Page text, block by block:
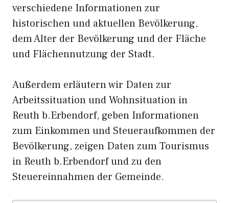
verschiedene Informationen zur
historischen und aktuellen Bevölkerung,
dem Alter der Bevölkerung und der Fläche
und Flächennutzung der Stadt.
Außerdem erläutern wir Daten zur
Arbeitssituation und Wohnsituation in
Reuth b.Erbendorf, geben Informationen
zum Einkommen und Steueraufkommen der
Bevölkerung, zeigen Daten zum Tourismus
in Reuth b.Erbendorf und zu den
Steuereinnahmen der Gemeinde.